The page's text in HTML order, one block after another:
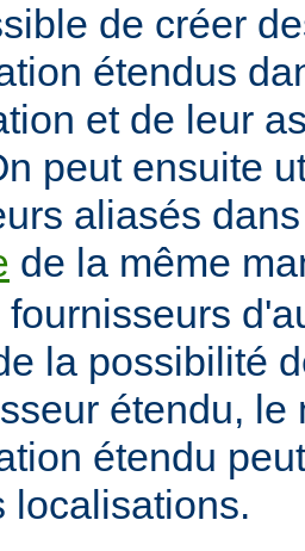
de créer
étendus
et de leur
peut ensuite
aliasés
de la même
fournisseurs
la possibilité
étendu, le
étendu
localisations.